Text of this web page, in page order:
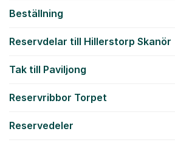
Beställning
Reservdelar till Hillerstorp Skanör
Tak till Paviljong
Reservribbor Torpet
Reservedeler